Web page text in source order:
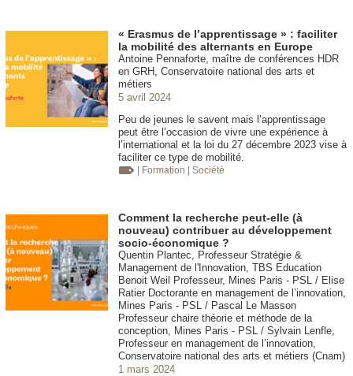
« Erasmus de l’apprentissage » : faciliter
la mobilité des alternants en Europe
Antoine Pennaforte, maître de conférences HDR
en GRH, Conservatoire national des arts et
métiers
5 avril 2024
Peu de jeunes le savent mais l’apprentissage
peut être l’occasion de vivre une expérience à
l’international et la loi du 27 décembre 2023 vise à
faciliter ce type de mobilité.
| Formation | Société
Comment la recherche peut-elle (à
nouveau) contribuer au développement
socio-économique ?
Quentin Plantec, Professeur Stratégie &
Management de l'Innovation, TBS Education
Benoit Weil Professeur, Mines Paris - PSL / Elise
Ratier Doctorante en management de l’innovation,
Mines Paris - PSL / Pascal Le Masson
Professeur chaire théorie et méthode de la
conception, Mines Paris - PSL / Sylvain Lenfle,
Professeur en management de l’innovation,
Conservatoire national des arts et métiers (Cnam)
1 mars 2024